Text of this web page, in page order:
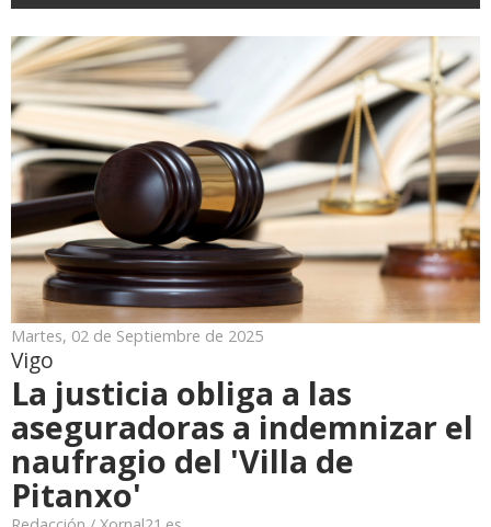
Martes, 02 de Septiembre de 2025
Vigo
La justicia obliga a las
aseguradoras a indemnizar el
naufragio del 'Villa de
Pitanxo'